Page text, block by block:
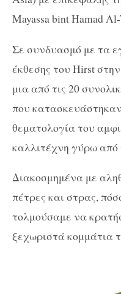
Mayassa bint Hamad
Σε συνδυασμό με τα
έκθεσης του Hirst
μια από τις 20
που
θεματολογία του
καλλιτέχνη γύρω από
Διακοσμημένα με
πέτρες και στρας,
τολμούσαμε να
ξεχωριστά κομμάτια